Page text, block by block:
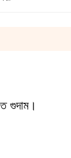
গুদাম।